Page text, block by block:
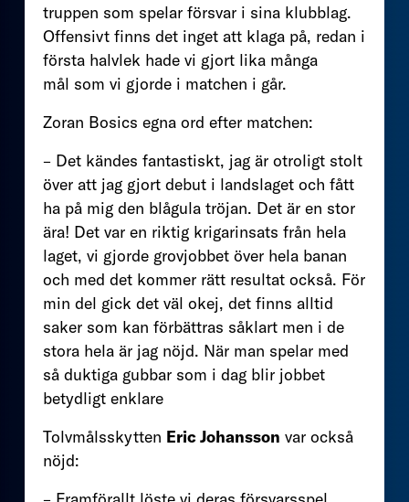
truppen som spelar försvar i sina klubblag.
Offensivt finns det inget att klaga på, redan i
första halvlek hade vi gjort lika många
mål som vi gjorde i matchen i går.
Zoran Bosics egna ord efter matchen:
– Det kändes fantastiskt, jag är otroligt stolt
över att jag gjort debut i landslaget och fått
ha på mig den blågula tröjan. Det är en stor
ära! Det var en riktig krigarinsats från hela
laget, vi gjorde grovjobbet över hela banan
och med det kommer rätt resultat också. För
min del gick det väl okej, det finns alltid
saker som kan förbättras såklart men i de
stora hela är jag nöjd. När man spelar med
så duktiga gubbar som i dag blir jobbet
betydligt enklare
Tolvmålsskytten Eric Johansson var också
nöjd: